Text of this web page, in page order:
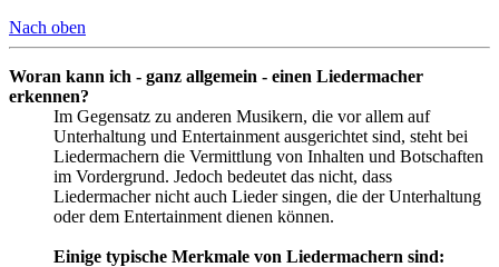
Nach oben
Woran kann ich - ganz allgemein - einen Liedermacher
erkennen?
Im Gegensatz zu anderen Musikern, die vor allem auf
Unterhaltung und Entertainment ausgerichtet sind, steht bei
Liedermachern die Vermittlung von Inhalten und Botschaften
im Vordergrund. Jedoch bedeutet das nicht, dass
Liedermacher nicht auch Lieder singen, die der Unterhaltung
oder dem Entertainment dienen können.
Einige typische Merkmale von Liedermachern sind: